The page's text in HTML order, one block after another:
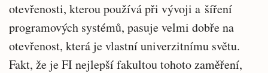
otevřenosti, kterou používá při vývoji a šíření
programových systémů, pasuje velmi dobře na
otevřenost, která je vlastní univerzitnímu světu.
Fakt, že je FI nejlepší fakultou tohoto zaměření,